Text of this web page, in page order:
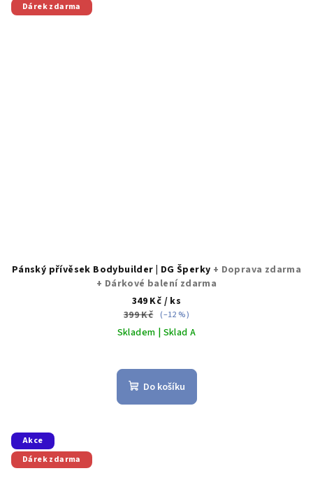
Dárek zdarma
Pánský přívěsek Bodybuilder | DG Šperky + Doprava zdarma
+ Dárkové balení zdarma
349 Kč / ks
399 Kč (–12 %)
Skladem | Sklad A
Do košíku
Akce
Dárek zdarma